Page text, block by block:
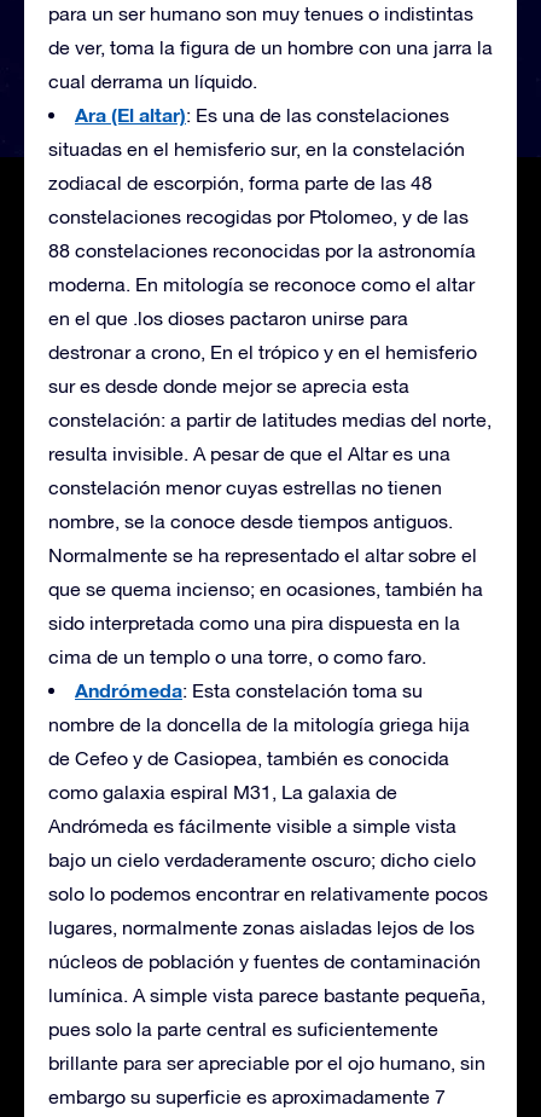
para un ser humano son muy tenues o indistintas
de ver, toma la figura de un hombre con una jarra la
cual derrama un líquido.
Ara (El altar): Es una de las constelaciones
situadas en el hemisferio sur, en la constelación
zodiacal de escorpión, forma parte de las 48
constelaciones recogidas por Ptolomeo, y de las
88 constelaciones reconocidas por la astronomía
moderna. En mitología se reconoce como el altar
en el que .los dioses pactaron unirse para
destronar a crono, En el trópico y en el hemisferio
sur es desde donde mejor se aprecia esta
constelación: a partir de latitudes medias del norte,
resulta invisible. A pesar de que el Altar es una
constelación menor cuyas estrellas no tienen
nombre, se la conoce desde tiempos antiguos.
Normalmente se ha representado el altar sobre el
que se quema incienso; en ocasiones, también ha
sido interpretada como una pira dispuesta en la
cima de un templo o una torre, o como faro.
Andrómeda: Esta constelación toma su
nombre de la doncella de la mitología griega hija
de Cefeo y de Casiopea, también es conocida
como galaxia espiral M31, La galaxia de
Andrómeda es fácilmente visible a simple vista
bajo un cielo verdaderamente oscuro; dicho cielo
solo lo podemos encontrar en relativamente pocos
lugares, normalmente zonas aisladas lejos de los
núcleos de población y fuentes de contaminación
lumínica. A simple vista parece bastante pequeña,
pues solo la parte central es suficientemente
brillante para ser apreciable por el ojo humano, sin
embargo su superficie es aproximadamente 7